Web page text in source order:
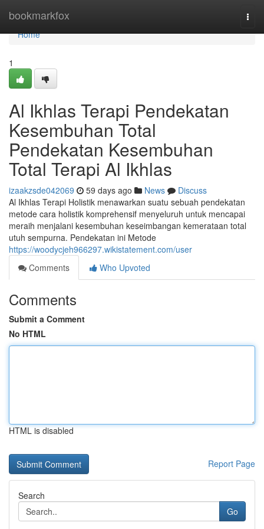
bookmarkfox
Home
Home
1
Al Ikhlas Terapi Pendekatan
Kesembuhan Total
Pendekatan Kesembuhan
Total Terapi Al Ikhlas
izaakzsde042069 59 days ago News
Discuss
Al Ikhlas Terapi Holistik menawarkan suatu sebuah pendekatan
metode cara holistik komprehensif menyeluruh untuk mencapai
meraih menjalani kesembuhan keseimbangan kemerataan total
utuh sempurna. Pendekatan ini Metode
https://woodycjeh966297.wikistatement.com/user
Comments
Who Upvoted
Comments
Submit a Comment
No HTML
HTML is disabled
Report Page
Search
Go